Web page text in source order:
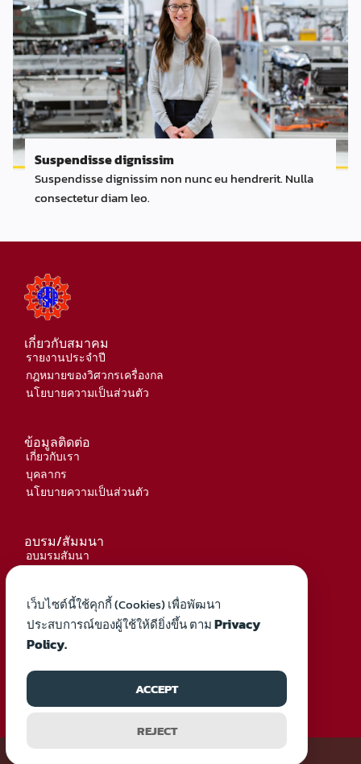
Suspendisse dignissim
Suspendisse dignissim non nunc eu hendrerit. Nulla
consectetur diam leo.
เกี่ยวกับสมาคม
รายงานประจำปี
กฎหมายของวิศวกรเครื่องกล
นโยบายความเป็นส่วนตัว
ข้อมูลติดต่อ
เกี่ยวกับเรา
บุคลากร
นโยบายความเป็นส่วนตัว
อบรม/สัมมนา
อบมรมสัมนา
ติดต่อสอบถาม
สมาคมวิศวกรเครื่องกลไทย (TSME)
thailand.tsme@gmail.com
Copyright © 2026 TSME | สมาคมวิศวกรเครื่องกลไทย
เว็บไซต์นี้ใช้คุกกี้ (Cookies) เพื่อพัฒนา
ประสบการณ์ของผู้ใช้ให้ดียิ่งขึ้น ตามPrivacy
Policy.
ACCEPT
REJECT